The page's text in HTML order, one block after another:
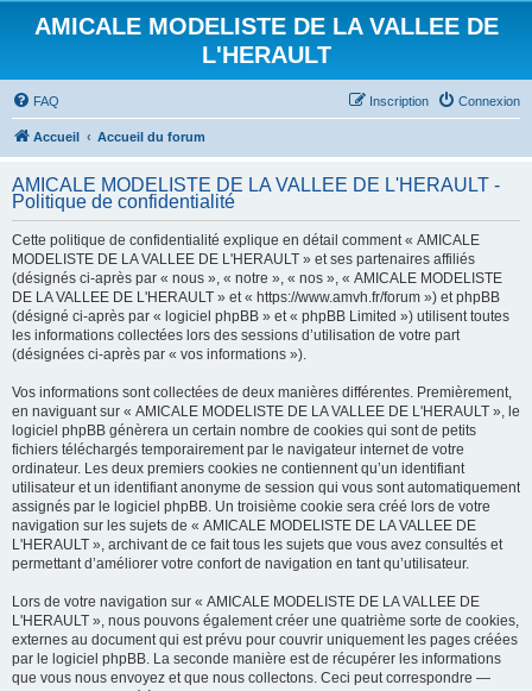
AMICALE MODELISTE DE LA VALLEE DE
L'HERAULT
FAQ Connexion
Inscription
Accueil Accueil du forum
AMICALE MODELISTE DE LA VALLEE DE L'HERAULT -
Politique de confidentialité
Cette politique de confidentialité explique en détail comment « AMICALE
MODELISTE DE LA VALLEE DE L'HERAULT » et ses partenaires affiliés
(désignés ci-après par « nous », « notre », « nos », « AMICALE MODELISTE
DE LA VALLEE DE L'HERAULT » et « https://www.amvh.fr/forum ») et phpBB
(désigné ci-après par « logiciel phpBB » et « phpBB Limited ») utilisent toutes
les informations collectées lors des sessions d’utilisation de votre part
(désignées ci-après par « vos informations »).
Vos informations sont collectées de deux manières différentes. Premièrement,
en naviguant sur « AMICALE MODELISTE DE LA VALLEE DE L'HERAULT », le
logiciel phpBB génèrera un certain nombre de cookies qui sont de petits
fichiers téléchargés temporairement par le navigateur internet de votre
ordinateur. Les deux premiers cookies ne contiennent qu’un identifiant
utilisateur et un identifiant anonyme de session qui vous sont automatiquement
assignés par le logiciel phpBB. Un troisième cookie sera créé lors de votre
navigation sur les sujets de « AMICALE MODELISTE DE LA VALLEE DE
L'HERAULT », archivant de ce fait tous les sujets que vous avez consultés et
permettant d’améliorer votre confort de navigation en tant qu’utilisateur.
Lors de votre navigation sur « AMICALE MODELISTE DE LA VALLEE DE
L'HERAULT », nous pouvons également créer une quatrième sorte de cookies,
externes au document qui est prévu pour couvrir uniquement les pages créées
par le logiciel phpBB. La seconde manière est de récupérer les informations
que vous nous envoyez et que nous collectons. Ceci peut correspondre —